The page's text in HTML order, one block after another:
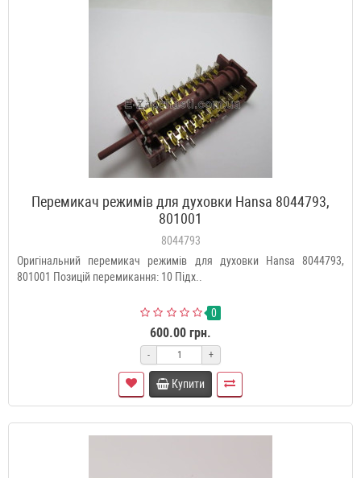
Перемикач режимів для духовки Hansa 8044793,
801001
8044793
Оригінальний перемикач режимів для духовки Hansa 8044793,
801001 Позицій перемикання: 10 Підх..
0
600.00 грн.
- +
Купити